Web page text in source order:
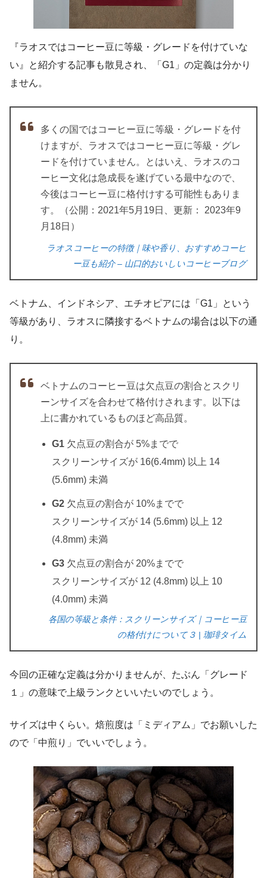
『ラオスではコーヒー豆に等級・グレードを付けていな
い』と紹介する記事も散見され、「G1」の定義は分かり
ません。
多くの国ではコーヒー豆に等級・グレードを付
けますが、ラオスではコーヒー豆に等級・グレ
ードを付けていません。とはいえ、ラオスのコ
ーヒー文化は急成長を遂げている最中なので、
今後はコーヒー豆に格付けする可能性もありま
す。（公開：2021年5月19日、更新： 2023年9
月18日）
ラオスコーヒーの特徴｜味や香り、おすすめコーヒ
ー豆も紹介 – 山口的おいしいコーヒーブログ
ベトナム、インドネシア、エチオピアには「G1」という
等級があり、ラオスに隣接するベトナムの場合は以下の通
り。
ベトナムのコーヒー豆は欠点豆の割合とスクリ
ーンサイズを合わせて格付けされます。以下は
上に書かれているものほど高品質。
G1 欠点豆の割合が 5%までで
スクリーンサイズが 16(6.4mm) 以上 14
(5.6mm) 未満
G2 欠点豆の割合が 10%までで
スクリーンサイズが 14 (5.6mm) 以上 12
(4.8mm) 未満
G3 欠点豆の割合が 20%までで
スクリーンサイズが 12 (4.8mm) 以上 10
(4.0mm) 未満
各国の等級と条件：スクリーンサイズ｜コーヒー豆
の格付けについて３ | 珈琲タイム
今回の正確な定義は分かりませんが、たぶん「グレード
１」の意味で上級ランクといいたいのでしょう。
サイズは中くらい。焙煎度は「ミディアム」でお願いした
ので「中煎り」でいいでしょう。